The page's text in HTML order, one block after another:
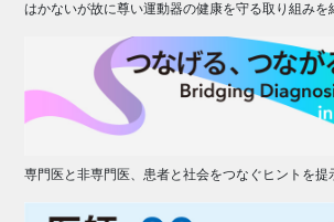
はかないが故に尊い運動器の健康を守る取り組みを
専門医と非専門医、患者と社会をつなぐヒントを提